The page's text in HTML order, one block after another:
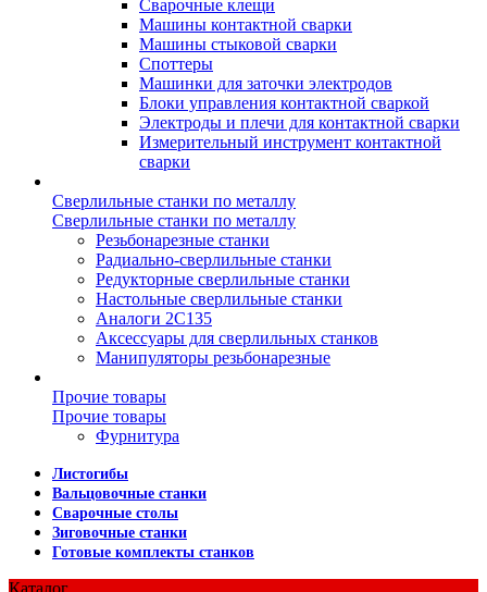
Сварочные клещи
Машины контактной сварки
Машины стыковой сварки
Споттеры
Машинки для заточки электродов
Блоки управления контактной сваркой
Электроды и плечи для контактной сварки
Измерительный инструмент контактной
сварки
Сверлильные станки по металлу
Сверлильные станки по металлу
Резьбонарезные станки
Радиально-сверлильные станки
Редукторные сверлильные станки
Настольные сверлильные станки
Аналоги 2С135
Аксессуары для сверлильных станков
Манипуляторы резьбонарезные
Прочие товары
Прочие товары
Фурнитура
Листогибы
Вальцовочные станки
Сварочные столы
Зиговочные станки
Готовые комплекты станков
Каталог